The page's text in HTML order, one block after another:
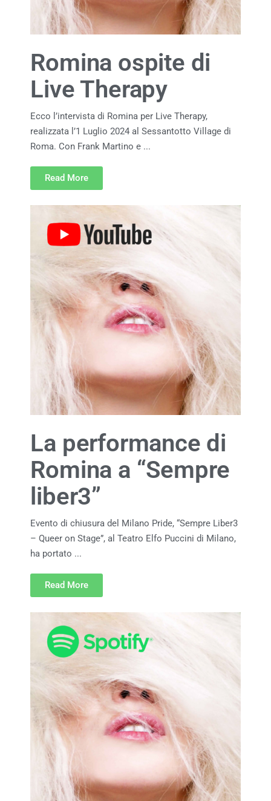
Romina ospite di
Live Therapy
Ecco l’intervista di Romina per Live Therapy,
realizzata l’1 Luglio 2024 al Sessantotto Village di
Roma. Con Frank Martino e ...
Read More
La performance di
Romina a “Sempre
liber3”
Evento di chiusura del Milano Pride, “Sempre Liber3
– Queer on Stage”, al Teatro Elfo Puccini di Milano,
ha portato ...
Read More